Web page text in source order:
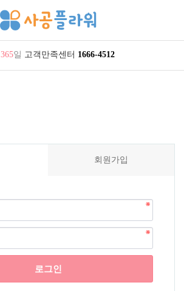
365일 고객만족센터 1666-4512
회원가입
로그인